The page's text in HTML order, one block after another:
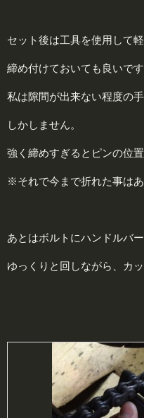
セット後は工具を使用して軽
締め付けておいても良いで
私は隙間が出来ない程度の
しかしません。
強く締めすぎるとピンの位
※それで今まで折れた事は
あとはボルトにハンドルバ
ゆっくりと回しながら、カ